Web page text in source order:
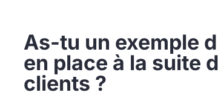
As-tu un exemple
en place à la suite
clients ?